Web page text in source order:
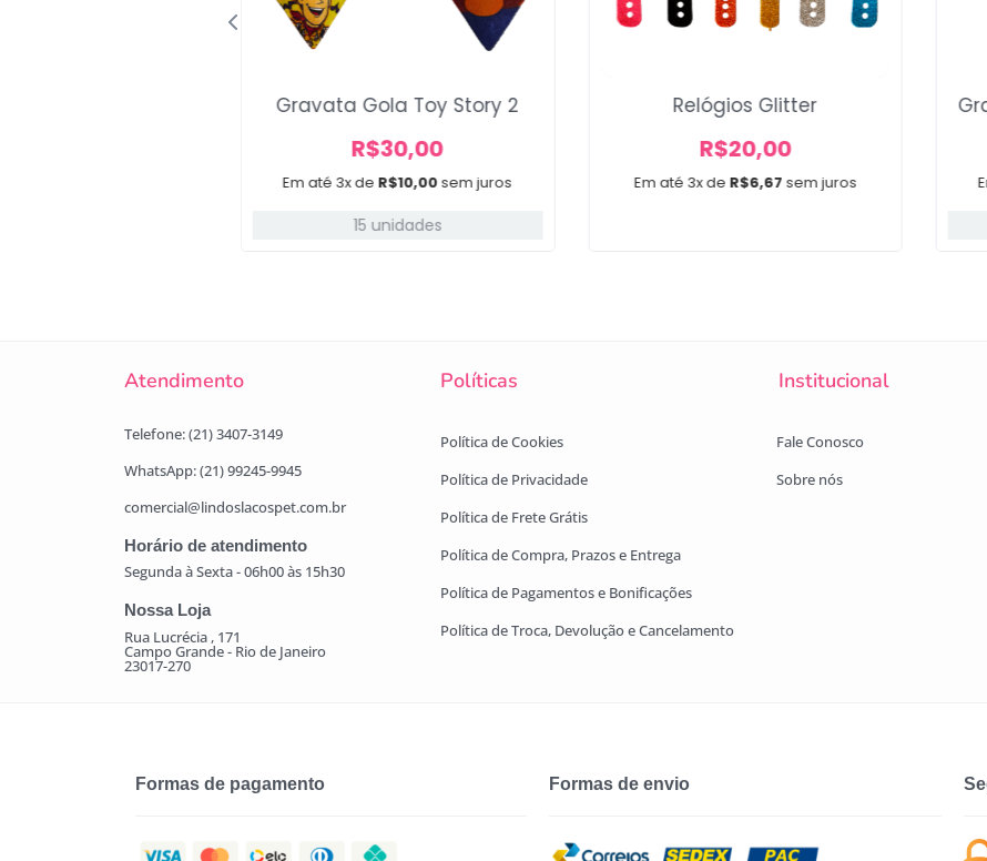
Em até 3x deR$10,00sem juros
Gravata Gola Toy Story 2
R$30,00
15 unidades
Em até 3x de R$6,67 sem juros
Relógios Glitter
R$20,00
Atendimento Políticas Institucional
Telefone: (21) 3407-3149
WhatsApp: (21) 99245-9945
comercial@lindoslacospet.com.br
Horário de atendimento
Segunda à Sexta - 06h00 às 15h30
Nossa Loja
Rua Lucrécia , 171
Campo Grande - Rio de Janeiro
23017-270
Política de Cookies
Política de Privacidade
Política de Frete Grátis
Política de Compra, Prazos e Entrega
Política de Pagamentos e Bonificações
Política de Troca, Devolução e Cancelamento
Fale Conosco
Sobre nós
Formas de pagamento Formas de envio